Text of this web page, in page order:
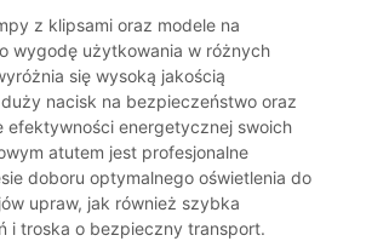
z klipsami oraz modele na
wygodę użytkowania w różnych
się wysoką jakością
nacisk na bezpieczeństwo oraz
efektywności energetycznej swoich
atutem jest profesjonalne
doboru optymalnego oświetlenia do
upraw, jak również szybka
i troska o bezpieczny transport.